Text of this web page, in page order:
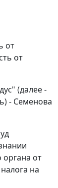
от
от
(далее -
- Семенова
от
на